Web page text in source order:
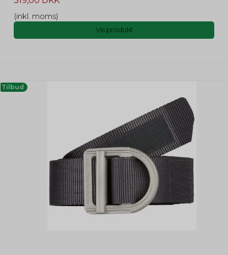
(inkl. moms)
Vis produkt
Tilbud